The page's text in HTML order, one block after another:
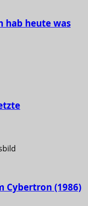
hab heute was
Cybertron (1986)